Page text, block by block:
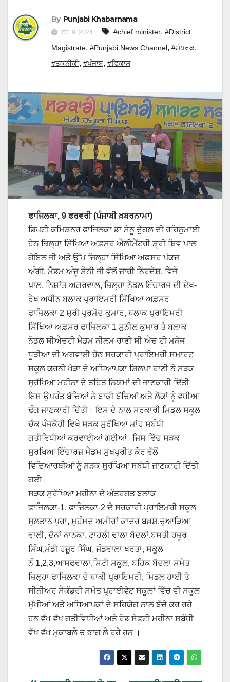
By Punjabi Khabarnama
ਫਰ. 9, 2024 #chief minister, #District
Magistrate, #Punjabi News Channel, #ਸੰਪਰਕ,
#ਤਕਨੀਕੀ, #ਪੰਜਾਬ, #ਵਿਕਾਸ
ਫਾਜਿਲਕਾ, 9 ਫਰਵਰੀ (ਪੰਜਾਬੀ ਖ਼ਬਰਨਾਮਾ)
ਡਿਪਟੀ ਕਮਿਸ਼ਨਰ ਫਾਜਿਲਕਾ ਡਾ ਸੇਨੂ ਦੁੱਗਲ ਦੀ ਰਹਿਨੁਮਾਈ
ਹੇਠ ਜ਼ਿਲ੍ਹਾ ਸਿੱਖਿਆ ਅਫ਼ਸਰ ਐਲੀਮੈਂਟਰੀ ਸ਼੍ਰੀ ਸ਼ਿਵ ਪਾਲ
ਗੋਇਲ ਜੀ ਅਤੇ ਉੱਪ ਜਿਲ੍ਹਾ ਸਿੱਖਿਆ ਅਫ਼ਸਰ ਪੰਕਜ
ਅੰਗੀ, ਮੈਡਮ ਅੰਜੂ ਸੇਠੀ ਜੀ ਵੱਲੋਂ ਜਾਰੀ ਨਿਰਦੇਸ਼, ਵਿਜੇ
ਪਾਲ, ਨਿਸ਼ਾਂਤ ਅਗਰਵਾਲ, ਜ਼ਿਲ੍ਹਾ ਨੋਡਲ ਇੰਚਾਰਜ ਦੀ ਦੇਖ-
ਰੇਖ ਅਧੀਨ ਬਲਾਕ ਪ੍ਰਾਇਮਰੀ ਸਿੱਖਿਆ ਅਫ਼ਸਰ
ਫਾਜ਼ਿਲਕਾ 2 ਸ਼੍ਰੀ ਪ੍ਰਮੋਦ ਕੁਮਾਰ, ਬਲਾਕ ਪ੍ਰਾਇਮਰੀ
ਸਿੱਖਿਆ ਅਫ਼ਸਰ ਫਾਜ਼ਿਲਕਾ 1 ਸੁਨੀਲ ਕੁਮਾਰ ਤੇ ਬਲਾਕ
ਨੋਡਲ ਸੀਐਚਟੀ ਮੈਡਮ ਨੀਲਮ ਰਾਣੀ ਸੀ ਐਚ ਟੀ ਮਨੋਜ
ਧੂੜੀਆ ਦੀ ਅਗਵਾਈ ਹੇਠ ਸਰਕਾਰੀ ਪ੍ਰਾਇਮਰੀ ਸਮਾਰਟ
ਸਕੂਲ ਕਰਨੀ ਖੇੜਾ ਦੇ ਅਧਿਆਪਕਾ ਸ਼ਿਲਪਾ ਰਾਣੀ ਨੇ ਸੜਕ
ਸੁਰੱਖਿਆ ਮਹੀਨਾ ਦੇ ਤਹਿਤ ਨਿਯਮਾਂ ਦੀ ਜਾਣਕਾਰੀ ਦਿੱਤੀ
ਇਸ ਉਪਰੰਤ ਬੱਚਿਆਂ ਨੇ ਬਾਕੀ ਬੱਚਿਆਂ ਅਤੇ ਲੋਕਾਂ ਨੂੰ ਵਧੀਆ
ਢੰਗ ਜਾਣਕਾਰੀ ਦਿੱਤੀ। ਇਸ ਦੇ ਨਾਲ ਸਰਕਾਰੀ ਮਿਡਲ ਸਕੂਲ
ਚੱਕ ਪੰਜਕੋਹੀ ਵਿਖੇ ਸੜਕ ਸੁਰੱਖਿਆ ਮਾਂਹ ਸਬੰਧੀ
ਗਤੀਵਿਧੀਆਂ ਕਰਵਾਈਆਂ ਗਈਆਂ।ਜਿਸ ਵਿੱਚ ਸੜਕ
ਸੁਰਖਿਆ ਇੰਚਾਰਜ਼ ਮੈਡਮ ਸੁਖਪ੍ਰੀਤ ਕੌਰ ਵੱਲੋਂ
ਵਿਦਿਆਰਥੀਆਂ ਨੂੰ ਸੜਕ ਸੁਰੱਖਿਆ ਸਬੰਧੀ ਜਾਣਕਾਰੀ ਦਿੱਤੀ
ਗਈ।
ਸੜਕ ਸੁਰੱਖਿਆ ਮਹੀਨਾ ਦੇ ਅੰਤਰਗਤ ਬਲਾਕ
ਫਾਜਿਲਕਾ-1, ਫਾਜਿਲਕਾ-2 ਦੇ ਸਰਕਾਰੀ ਪ੍ਰਾਇਮਰੀ ਸਕੂਲ
ਸੁਲਤਾਨ ਪੁਰਾ, ਮੁਹੰਮਦ ਅਮੀਰਾਂ ਕਾਦਰ ਬਖ਼ਸ਼,ਚੁਆੜਿਆ
ਵਾਲੀ, ਦੋਨਾਂ ਨਾਨਕਾ, ਟਾਹਲੀ ਵਾਲਾ ਬੋਦਲਾਂ,ਬਸਤੀ ਹਜ਼ੂਰ
ਸਿੰਘ,ਮੰਡੀ ਹਜ਼ੂਰ ਸਿੰਘ, ਜੰਡਵਾਲਾ ਖਰਤਾ, ਸਕੂਲ
ਨੰ 1,2,3,ਆਸਫਵਾਲਾ,ਸਿਟੀ ਸਕੂਲ, ਬਹਿਕ ਬੋਦਲਾ ਸਮੇਤ
ਜ਼ਿਲ੍ਹਾ ਫਾਜਿਲਕਾ ਦੇ ਬਾਕੀ ਪ੍ਰਾਇਮਰੀ, ਮਿਡਲ ਹਾਈ ਤੇ
ਸੀਨੀਅਰ ਸੈਕੰਡਰੀ ਸਮੇਤ ਪ੍ਰਾਈਵੇਟ ਸਕੂਲਾਂ ਵਿੱਚ ਵੀ ਸਕੂਲ
ਮੁੱਖੀਆਂ ਅਤੇ ਅਧਿਆਪਕਾਂ ਦੇ ਸਹਿਯੋਗ ਨਾਲ ਬੱਚੇ ਕਰ ਰਹੇ
ਹਨ ਵੱਖ ਵੱਖ ਗਤੀਵਿਧੀਆਂ ਅਤੇ ਰੋਡ ਸੇਫਟੀ ਮਹੀਨਾ ਸਬੰਧੀ
ਵੱਖ ਵੱਖ ਮੁਕਾਬਲੇ ਚ ਭਾਗ ਲੈ ਰਹੇ ਹਨ ।